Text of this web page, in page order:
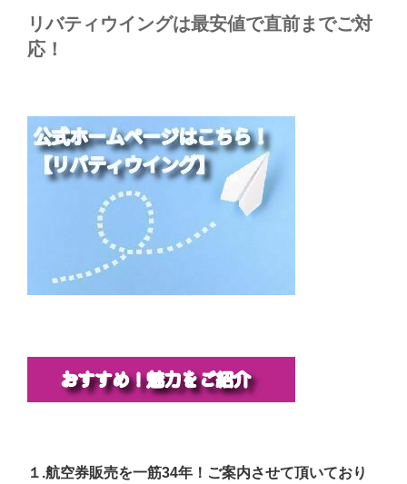
リバティウイングは最安値で直前までご対
応！
１.航空券販売を一筋34年！ご案内させて頂いており